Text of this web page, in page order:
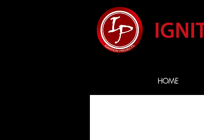
HOME